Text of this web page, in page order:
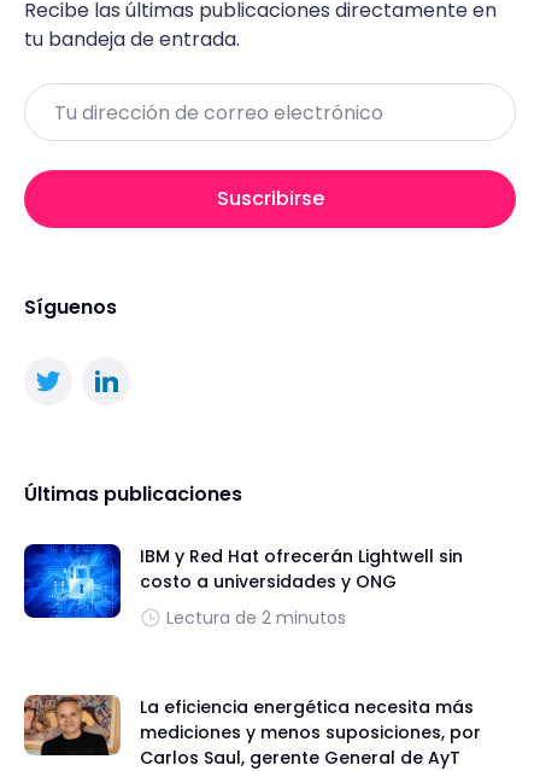
Recibe las últimas publicaciones directamente en
tu bandeja de entrada.
Email
Suscribirse
Síguenos
Últimas publicaciones
IBM y Red Hat ofrecerán Lightwell sin
costo a universidades y ONG
Lectura de 2 minutos
La eficiencia energética necesita más
mediciones y menos suposiciones, por
Carlos Saul, gerente General de AyT